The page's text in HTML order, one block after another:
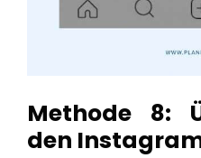
Methode 8:
den